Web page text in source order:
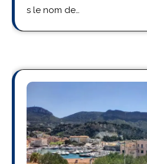
s le nom de…